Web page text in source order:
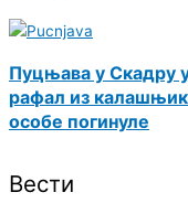
Пуцњава у Скадру
рафал из
особе погинуле
Вести